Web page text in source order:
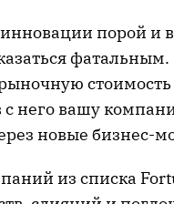
инновации порой
него вашу
новые бизнес-
из списка